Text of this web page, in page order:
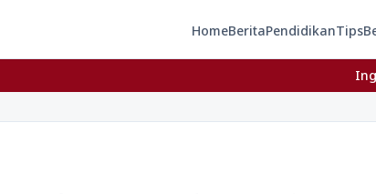
HomeBeritaPendidikanTips
Ingin